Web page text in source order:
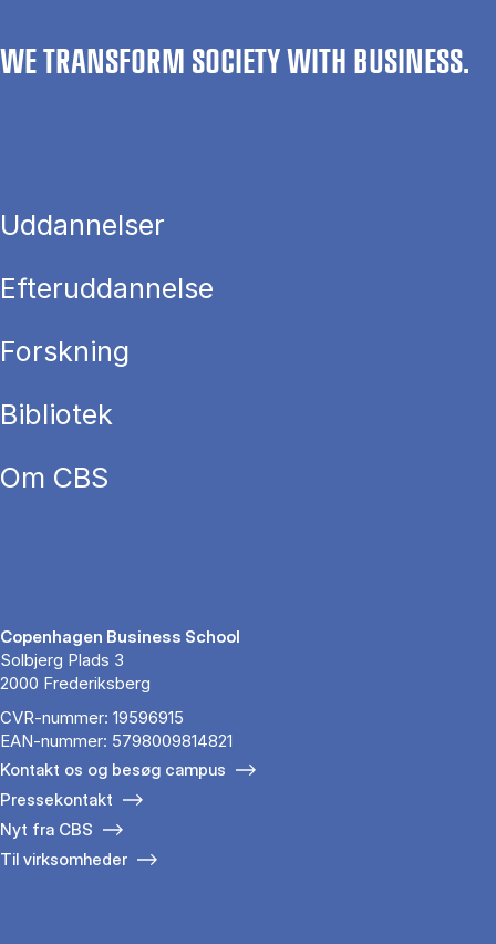
WE TRANSFORM SOCIETY WITH BUSINESS.
Uddannelser
Efteruddannelse
Forskning
Bibliotek
Om CBS
Copenhagen Business School
Solbjerg Plads 3
2000 Frederiksberg
CVR-nummer: 19596915
EAN-nummer: 5798009814821
Kontakt os og besøg campus
Pressekontakt
Nyt fra CBS
Til virksomheder